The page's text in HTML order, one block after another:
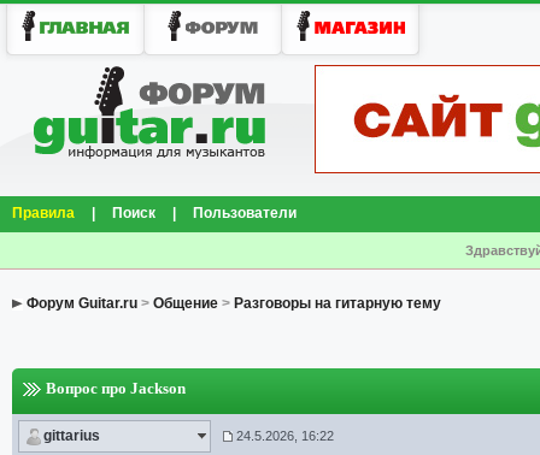
Правила Поиск Пользователи
Форум Guitar.ru > Общение > Разговоры на гитарную тему
Вопрос про Jackson
gittarius 24.5.2026, 16:22